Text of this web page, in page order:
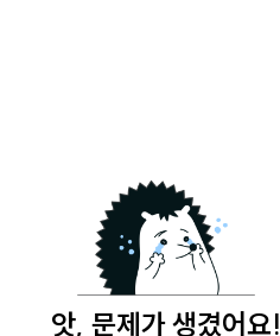
앗, 문제가 생겼어요!